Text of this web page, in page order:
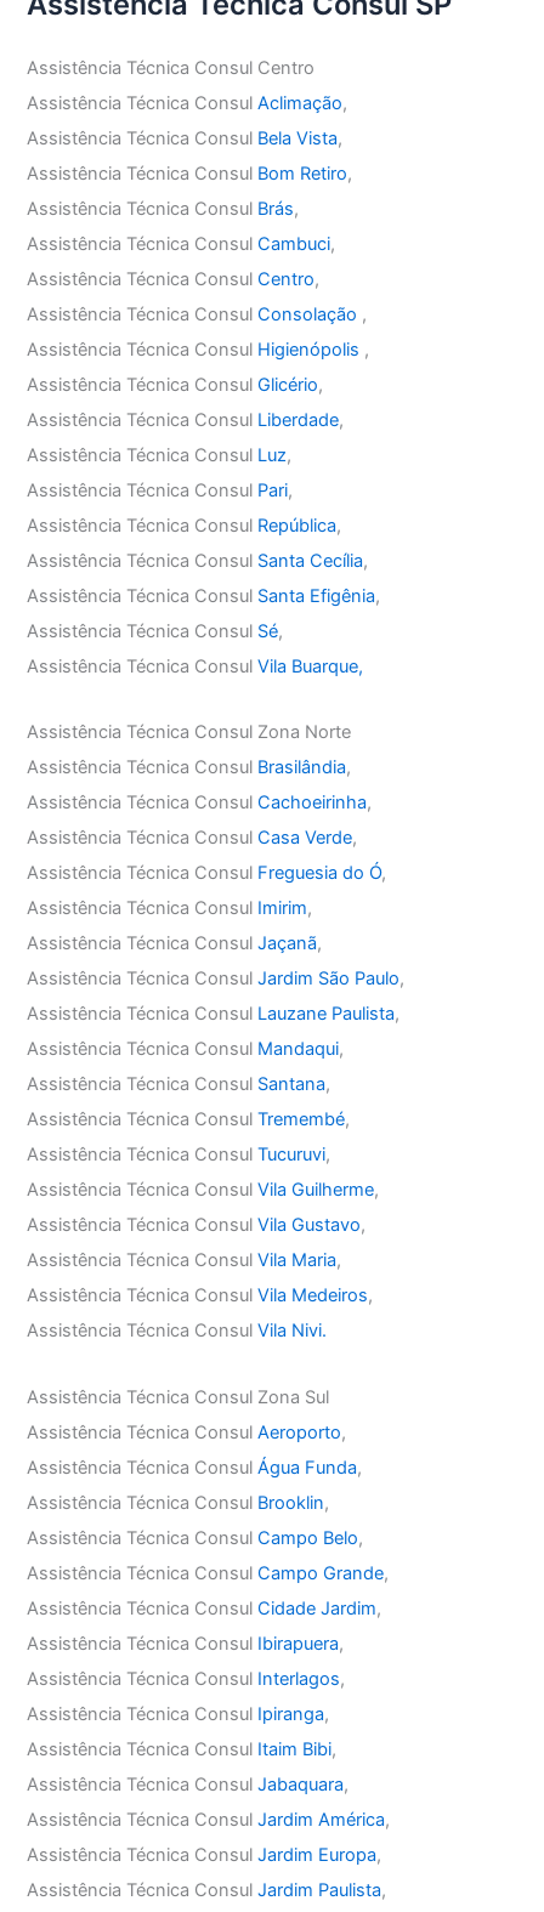
Assistência Técnica Consul Centro
Assistência Técnica ConsulAclimação,
Assistência Técnica Consul Bela Vista,
Assistência Técnica Consul Bom Retiro,
Assistência Técnica Consul Brás,
Assistência Técnica ConsulCambuci,
Assistência Técnica ConsulCentro,
Assistência Técnica ConsulConsolação ,
Assistência Técnica Consul Higienópolis ,
Assistência Técnica ConsulGlicério,
Assistência Técnica Consul Liberdade,
Assistência Técnica Consul Luz,
Assistência Técnica Consul Pari,
Assistência Técnica Consul República,
Assistência Técnica Consul Santa Cecília,
Assistência Técnica Consul Santa Efigênia,
Assistência Técnica Consul Sé,
Assistência Técnica ConsulVila Buarque,
Assistência Técnica Consul Zona Norte
Assistência Técnica Consul Brasilândia,
Assistência Técnica ConsulCachoeirinha,
Assistência Técnica ConsulCasa Verde,
Assistência Técnica Consul Freguesia do Ó,
Assistência Técnica Consul Imirim,
Assistência Técnica ConsulJaçanã,
Assistência Técnica ConsulJardim São Paulo,
Assistência Técnica Consul Lauzane Paulista,
Assistência Técnica Consul Mandaqui,
Assistência Técnica Consul Santana,
Assistência Técnica ConsulTremembé,
Assistência Técnica ConsulTucuruvi,
Assistência Técnica ConsulVila Guilherme,
Assistência Técnica ConsulVila Gustavo,
Assistência Técnica ConsulVila Maria,
Assistência Técnica ConsulVila Medeiros,
Assistência Técnica ConsulVila Nivi.
Assistência Técnica Consul Zona Sul
Assistência Técnica ConsulAeroporto,
Assistência Técnica ConsulÁgua Funda,
Assistência Técnica Consul Brooklin,
Assistência Técnica ConsulCampo Belo,
Assistência Técnica ConsulCampo Grande,
Assistência Técnica ConsulCidade Jardim,
Assistência Técnica Consul Ibirapuera,
Assistência Técnica Consul Interlagos,
Assistência Técnica Consul Ipiranga,
Assistência Técnica Consul Itaim Bibi,
Assistência Técnica ConsulJabaquara,
Assistência Técnica ConsulJardim América,
Assistência Técnica ConsulJardim Europa,
Assistência Técnica ConsulJardim Paulista,